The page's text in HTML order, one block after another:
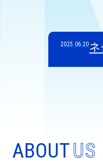
2025.06.20
ABOUTUS